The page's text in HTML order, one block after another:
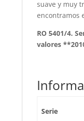
suave y muy
encontramos
RO 5401/4.
valores
Serie